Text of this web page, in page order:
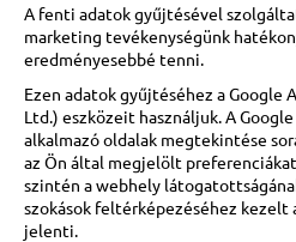
A fenti adatok gyűjtésével
marketing tevékenységünk
eredményesebbé tenni.
Ezen adatok gyűjtéséhez a Google
Ltd.) eszközeit használjuk. A
alkalmazó oldalak megtekintése
az Ön által megjelölt
szintén a webhely
szokások feltérképezéséhez kezelt
jelenti.